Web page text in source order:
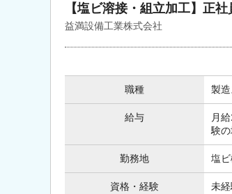
【塩ビ溶接・組立加工】正
益満設備工業株式会社
職種 製
給与
月
験
勤務地 塩
資格・経験 未